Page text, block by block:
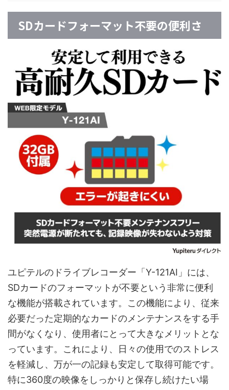
SDカードフォーマット不要の便利さ
ユピテルのドライブレコーダー「Y-121AI」には、
SDカードのフォーマットが不要という非常に便利
な機能が搭載されています。この機能により、従来
必要だった定期的なカードのメンテナンスをする手
間がなくなり、使用者にとって大きなメリットとな
っています。これにより、日々の使用でのストレス
を軽減し、万が一の記録も安定して取得可能です。
特に360度の映像をしっかりと保存し続けたい場